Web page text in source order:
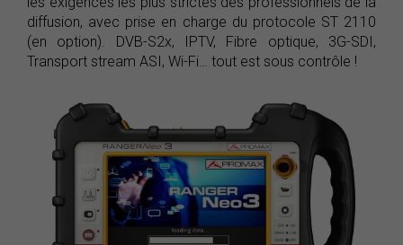
diffusion, avec prise en charge du protocole ST 2110
(en option). DVB-S2x, IPTV, Fibre optique, 3G-SDI,
Transport stream ASI, Wi-Fi… tout est sous contrôle !